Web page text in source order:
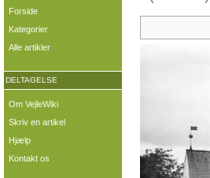
Forside
Kategorier
Alle artikler
DELTAGELSE
Om VejleWiki
Skriv en artikel
Hjælp
Kontakt os